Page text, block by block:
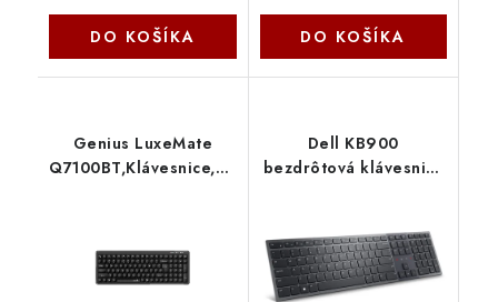
DO KOŠÍKA DO KOŠÍKA
Genius LuxeMate
Q7100BT,Klávesnice,bezdrátová,CZ+SK
5.0, 2,4GHz USB,černá
31320005403
Dell KB900
bezdrôtová klávesnica